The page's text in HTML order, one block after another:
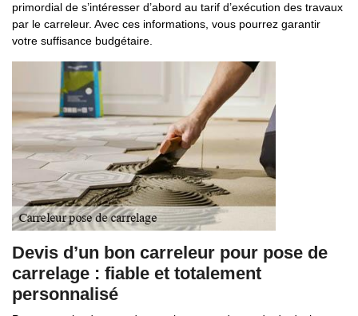
primordial de s’intéresser d’abord au tarif d’exécution des travaux
par le carreleur. Avec ces informations, vous pourrez garantir
votre suffisance budgétaire.
Devis d’un bon carreleur pour pose de
carrelage : fiable et totalement
personnalisé